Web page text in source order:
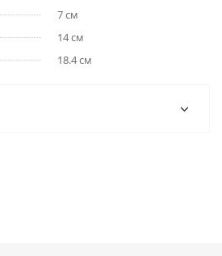
7 см
14 см
18.4 см